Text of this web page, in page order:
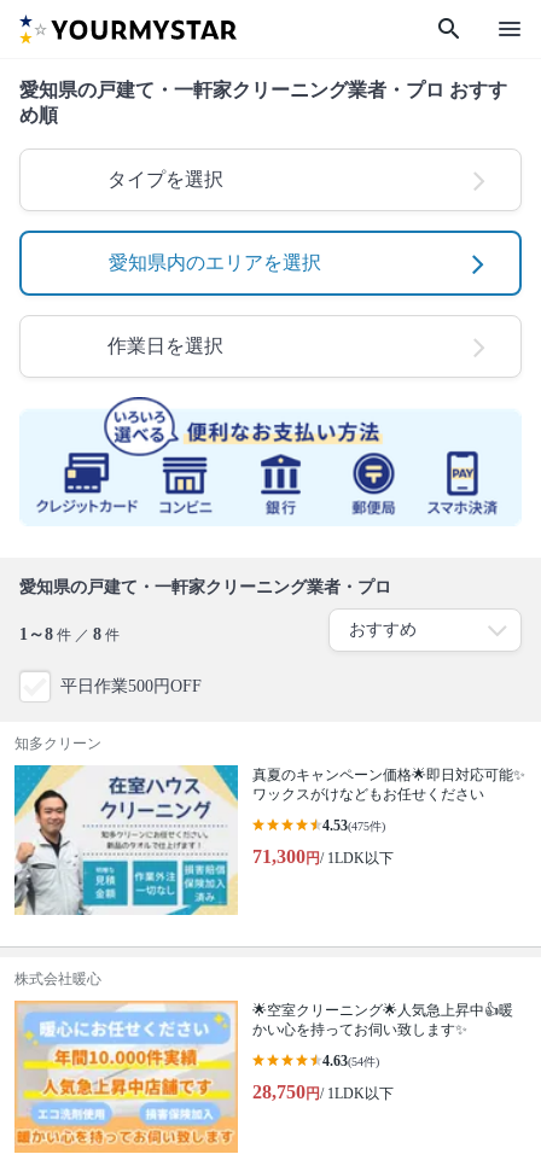
search menu
愛知県の戸建て・一軒家クリーニング業者・プロ おすす
め順
タイプを選択
愛知県内のエリアを選択
作業日を選択
愛知県の戸建て・一軒家クリーニング業者・プロ
1～8 件 ／ 8 件
平日作業500円OFF
知多クリーン
真夏のキャンペーン価格🌟即日対応可能✨
ワックスがけなどもお任せください
4.53(475件)
71,300円/ 1LDK以下
株式会社暖心
🌟空室クリーニング🌟人気急上昇中👍暖
かい心を持ってお伺い致します✨
4.63(54件)
28,750円/ 1LDK以下